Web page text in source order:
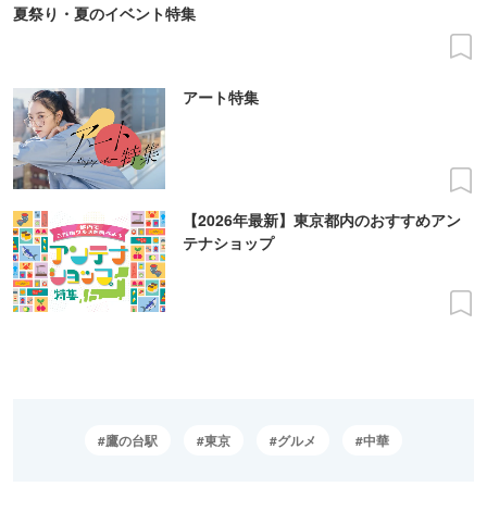
夏祭り・夏のイベント特集
アート特集
【2026年最新】東京都内のおすすめアン
テナショップ
鷹の台駅 東京 グルメ 中華